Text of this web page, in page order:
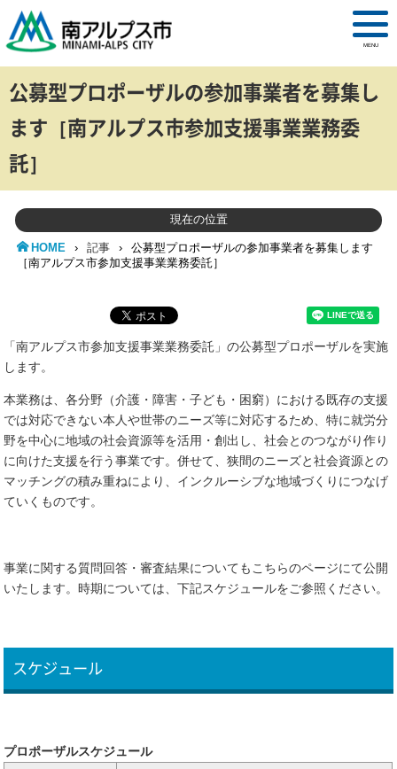
MENU
公募型プロポーザルの参加事業者を募集し
ます［南アルプス市参加支援事業業務委
託］
現在の位置
HOME › 記事 ›
公募型プロポーザルの参加事業者を募集します
［南アルプス市参加支援事業業務委託］
「南アルプス市参加支援事業業務委託」の公募型プロポーザルを実施
します。
本業務は、各分野（介護・障害・子ども・困窮）における既存の支援
では対応できない本人や世帯のニーズ等に対応するため、特に就労分
野を中心に地域の社会資源等を活用・創出し、社会とのつながり作り
に向けた支援を行う事業です。併せて、狭間のニーズと社会資源との
マッチングの積み重ねにより、インクルーシブな地域づくりにつなげ
ていくものです。
事業に関する質問回答・審査結果についてもこちらのページにて公開
いたします。時期については、下記スケジュールをご参照ください。
スケジュール
プロポーザルスケジュール